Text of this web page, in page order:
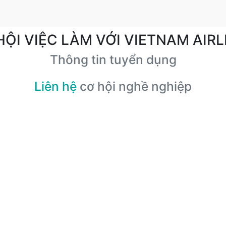
VIỆC LÀM VỚI VIETNAM
Thông tin tuyển dụng
Liên hệ cơ hội nghề nghiệp